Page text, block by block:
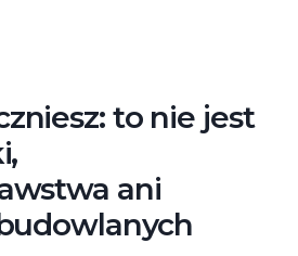
to nie jest
ani